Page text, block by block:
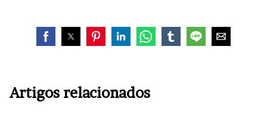
Artigos relacionados